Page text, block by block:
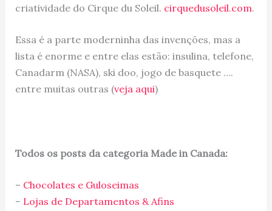
criatividade do Cirque du Soleil. cirquedusoleil.com.
Essa é a parte moderninha das invenções, mas a
lista é enorme e entre elas estão: insulina, telefone,
Canadarm (NASA), ski doo, jogo de basquete ….
entre muitas outras (veja aqui)
Todos os posts da categoria Made in Canada:
– Chocolates e Guloseimas
– Lojas de Departamentos & Afins